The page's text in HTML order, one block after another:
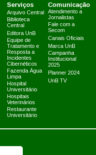
Serviços
Arquivo Central
Biblioteca
Central
Editora UnB
Equipe de
Tratamento e
Resposta a
Incidentes
Cibernéticos
Fazenda Água
Limpa
Hospital
Universitário
Hospitais
Veterinários
Restaurante
Universitário
Comunicação
Atendimento a
Jornalistas
Fale com a
Secom
Canais Oficiais
Marca UnB
Campanha
Institucional
2025
Planner 2024
UnB TV